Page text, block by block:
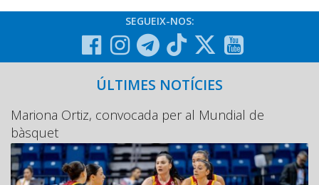
SEGUEIX-NOS:
ÚLTIMES NOTÍCIES
Mariona Ortiz, convocada per al Mundial de
bàsquet